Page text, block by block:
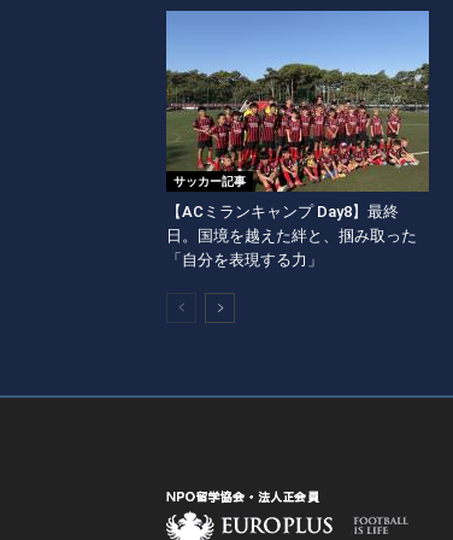
サッカー記事
【ACミランキャンプ Day8】最終
日。国境を越えた絆と、掴み取った
「自分を表現する力」